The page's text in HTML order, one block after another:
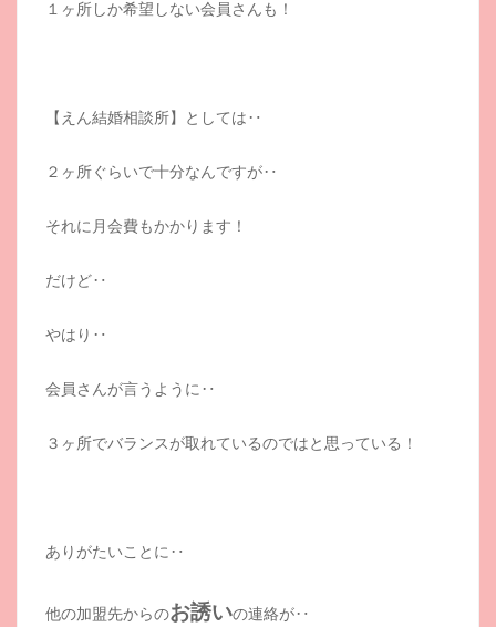
１ヶ所しか希望しない会員さんも！
【えん結婚相談所】としては‥
２ヶ所ぐらいで十分なんですが‥
それに月会費もかかります！
だけど‥
やはり‥
会員さんが言うように‥
３ヶ所でバランスが取れているのではと思っている！
ありがたいことに‥
他の加盟先からのお誘いの連絡が‥